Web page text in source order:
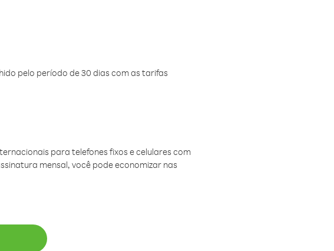
pelo período de 30 dias com as tarifas
para telefones fixos e celulares com
mensal, você pode economizar nas